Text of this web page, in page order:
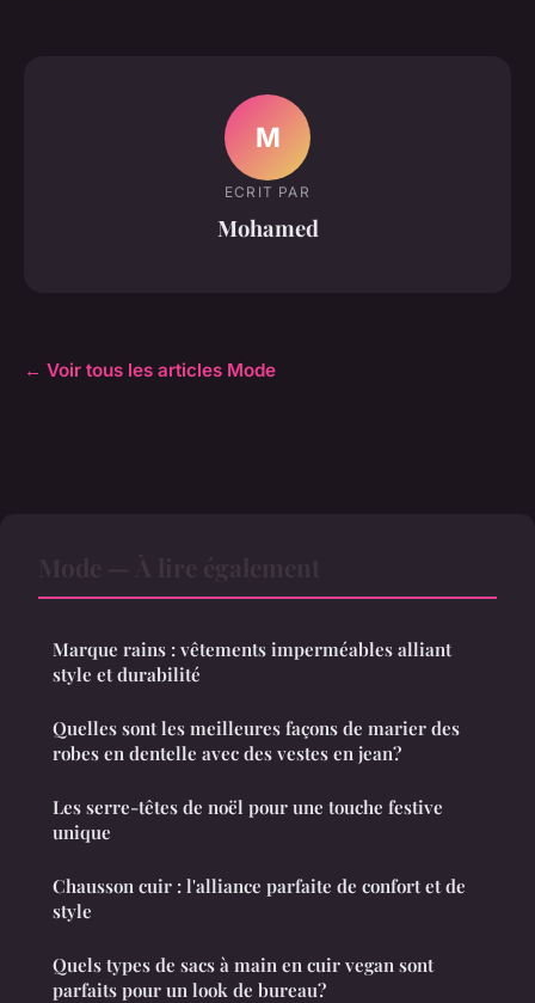
M
ECRIT PAR
Mohamed
← Voir tous les articles Mode
Marque rains : vêtements imperméables alliant
style et durabilité
Quelles sont les meilleures façons de marier des
robes en dentelle avec des vestes en jean?
Les serre-têtes de noël pour une touche festive
unique
Chausson cuir : l'alliance parfaite de confort et de
style
Quels types de sacs à main en cuir vegan sont
parfaits pour un look de bureau?